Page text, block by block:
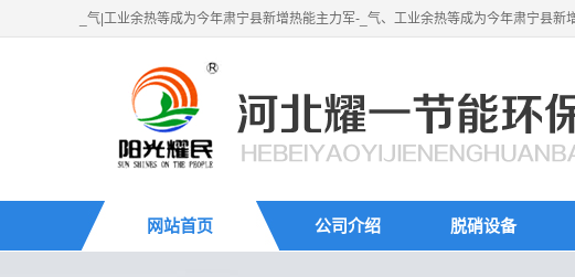
_气|工业余热等成为今年肃宁县新增热能主力军-_气、工业余热等成为今年肃宁县
网站首页 公司介绍 脱硝设备